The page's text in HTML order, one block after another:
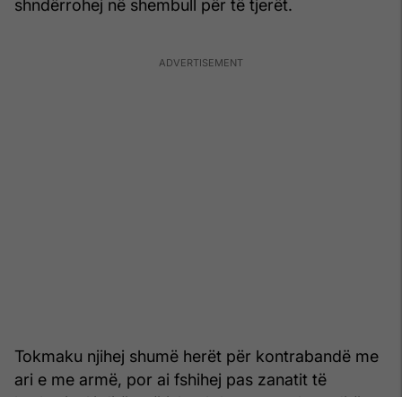
shndërrohej në shembull për të tjerët.
Tokmaku njihej shumë herët për kontrabandë me
ari e me armë, por ai fshihej pas zanatit të